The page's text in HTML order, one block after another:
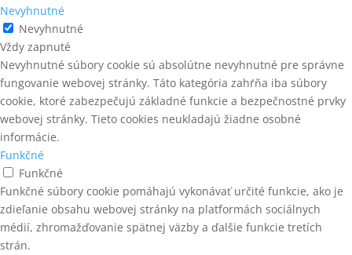
SPONKOVAČKY NA TENKÉ SPONY
SPONY
SPONY 14
SPONY 140
SPONY 16 (155)
SPONY 180
SPONY 380
SPONY 90
SPONY 92
Nevyhnutné
Nevyhnutné
Vždy zapnuté
Nevyhnutné súbory cookie sú absolútne nevyhnutné pre správne
fungovanie webovej stránky. Táto kategória zahŕňa iba súbory
cookie, ktoré zabezpečujú základné funkcie a bezpečnostné prvky
webovej stránky. Tieto cookies neukladajú žiadne osobné
informácie.
Funkčné
Funkčné
Funkčné súbory cookie pomáhajú vykonávať určité funkcie, ako je
zdieľanie obsahu webovej stránky na platformách sociálnych
médií, zhromažďovanie spätnej väzby a ďalšie funkcie tretích
strán.